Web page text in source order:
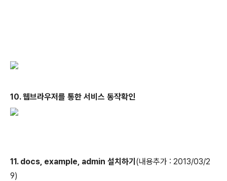
10. 웹브라우저를 통한 서비스 동작확인
11. docs, example, admin 설치하기 (내용추가 : 2013/03/2
9)